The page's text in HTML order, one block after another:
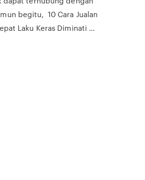
begitu, 10 Cara Jualan
Laku Keras Diminati ...